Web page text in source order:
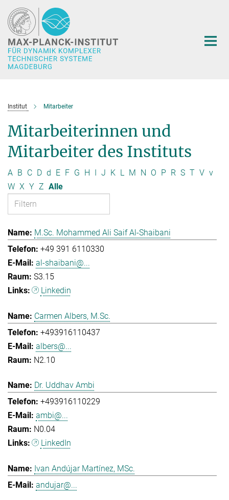
Hauptinhalt
Institut Mitarbeiter
Mitarbeiterinnen und
Mitarbeiter des Instituts
A B C D d E F G H I J K L M N O P R S T V v
W X Y Z Alle
M.Sc. Mohammed Ali Saif Al-Shaibani
+49 391 6110330
al-shaibani@...
S3.15
Linkedin
Carmen Albers, M.Sc.
+493916110437
albers@...
N2.10
Dr. Uddhav Ambi
+493916110229
ambi@...
N0.04
LinkedIn
Ivan Andújar Martínez, MSc.
andujar@...